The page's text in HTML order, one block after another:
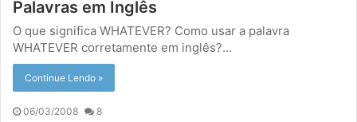
Palavras em Inglês
O que significa WHATEVER? Como usar a palavra
WHATEVER corretamente em inglês?…
Continue Lendo »
06/03/2008 8